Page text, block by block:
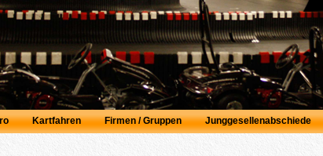
Kartfahren Firmen / Gruppen Junggesellenabschiede